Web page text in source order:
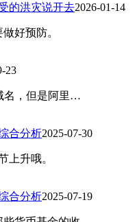
的洪灾说开去2026-01-14
好预防。
23
名，但是阿里…
合分析2025-07-30
上升哦。
合分析2025-07-19